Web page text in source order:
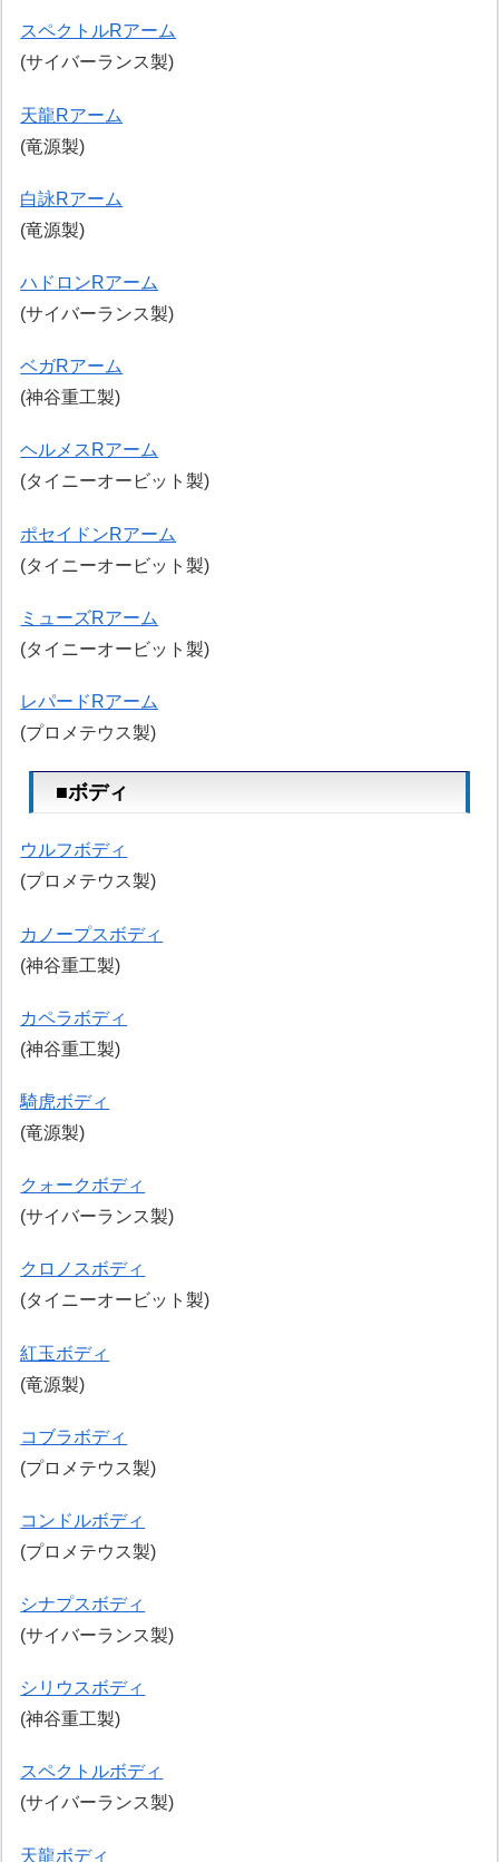
スペクトルRアーム
(サイバーランス製)
天龍Rアーム
(竜源製)
白詠Rアーム
(竜源製)
ハドロンRアーム
(サイバーランス製)
ベガRアーム
(神谷重工製)
ヘルメスRアーム
(タイニーオービット製)
ポセイドンRアーム
(タイニーオービット製)
ミューズRアーム
(タイニーオービット製)
レパードRアーム
(プロメテウス製)
■ボディ
ウルフボディ
(プロメテウス製)
カノープスボディ
(神谷重工製)
カペラボディ
(神谷重工製)
騎虎ボディ
(竜源製)
クォークボディ
(サイバーランス製)
クロノスボディ
(タイニーオービット製)
紅玉ボディ
(竜源製)
コブラボディ
(プロメテウス製)
コンドルボディ
(プロメテウス製)
シナプスボディ
(サイバーランス製)
シリウスボディ
(神谷重工製)
スペクトルボディ
(サイバーランス製)
天龍ボディ